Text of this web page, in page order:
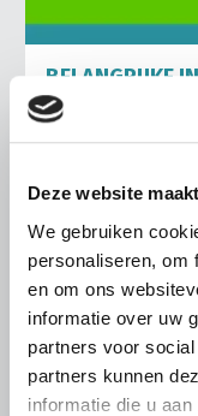
Deze website
We gebruiken
personaliseren, om
en om ons
informatie over uw
partners voor
partners kunnen
informatie die u
BELANGRIJKE
6 AUGUSTUS 2026
LTO sluit
dreigende
ZLTO, LLTB, LTO
leden op om op
het voorplein van
komen…